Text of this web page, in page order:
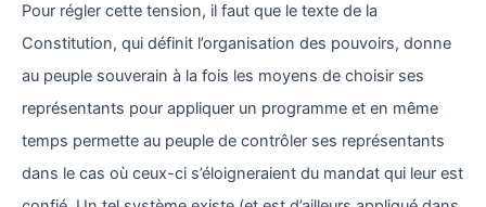
Pour régler cette tension, il faut que le texte de la
Constitution, qui définit l’organisation des pouvoirs, donne
au peuple souverain à la fois les moyens de choisir ses
représentants pour appliquer un programme et en même
temps permette au peuple de contrôler ses représentants
dans le cas où ceux-ci s’éloigneraient du mandat qui leur est